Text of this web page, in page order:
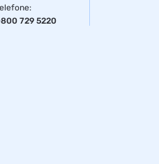
:
729 5220